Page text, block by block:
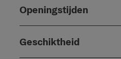
Openingstijden
Geschiktheid